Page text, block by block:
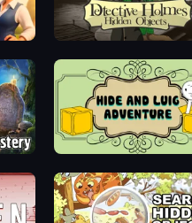
Hide and Luig Adventure